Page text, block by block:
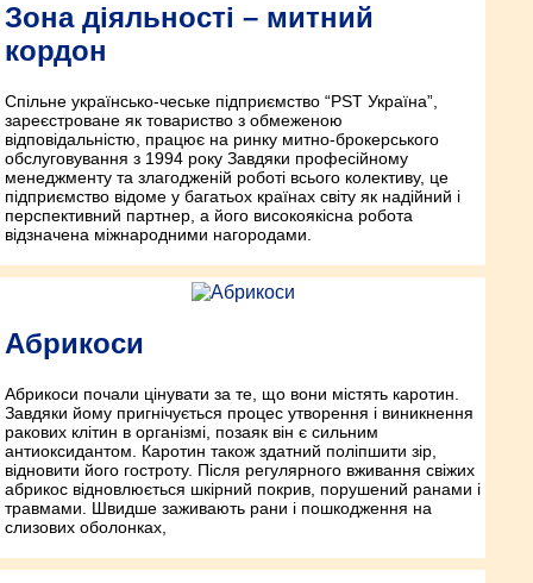
Зона діяльності – митний
кордон
Спільне українсько-чеське підприємство “PST Україна”,
зареєстроване як товариство з обмеженою
відповідальністю, працює на ринку митно-брокерського
обслуговування з 1994 року Завдяки професійному
менеджменту та злагодженій роботі всього колективу, це
підприємство відоме у багатьох країнах світу як надійний і
перспективний партнер, а його високоякісна робота
відзначена міжнародними нагородами.
Абрикоси
Абрикоси почали цінувати за те, що вони містять каротин.
Завдяки йому пригнічується процес утворення і виникнення
ракових клітин в організмі, позаяк він є сильним
антиоксидантом. Каротин також здатний поліпшити зір,
відновити його гостроту. Після регулярного вживання свіжих
абрикос відновлюється шкірний покрив, порушений ранами і
травмами. Швидше заживають рани і пошкодження на
слизових оболонках,